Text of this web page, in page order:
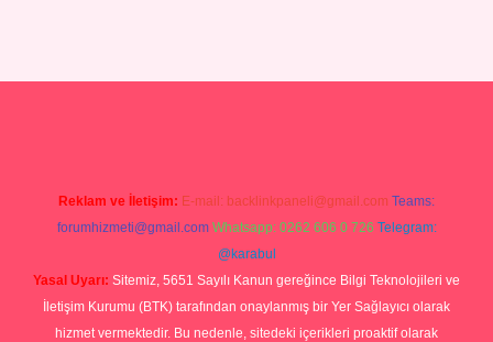
Reklam ve İletişim: E-mail: backlinkpaneli@gmail.com Teams:
forumhizmeti@gmail.com Whatsapp: 0262 606 0 726 Telegram:
@karabul
Yasal Uyarı: Sitemiz, 5651 Sayılı Kanun gereğince Bilgi Teknolojileri ve
İletişim Kurumu (BTK) tarafından onaylanmış bir Yer Sağlayıcı olarak
hizmet vermektedir. Bu nedenle, sitedeki içerikleri proaktif olarak